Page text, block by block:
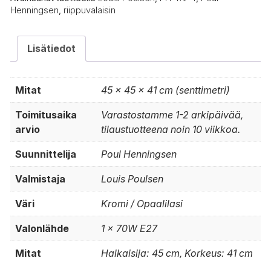
Henningsen riippuvalaisin
Lisätiedot
Mitat 45 × 45 × 41 cm (senttimetri)
Toimitusaika
arvio
Varastostamme 1-2 arkipäivää,
tilaustuotteena noin 10 viikkoa.
Suunnittelija Poul Henningsen
Valmistaja Louis Poulsen
Väri Kromi / Opaalilasi
Valonlähde 1 x 70W E27
Mitat Halkaisija: 45 cm, Korkeus: 41 cm